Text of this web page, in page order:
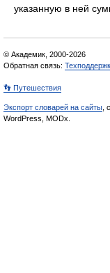
указанную в ней
© Академик, 2000-2026
Обратная связь:
👣 Путешествия
Экспорт словарей на сайты ,
WordPress, MODx.